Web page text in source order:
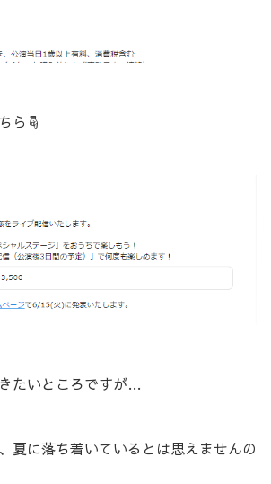
ら☟
たいところですが…
夏に落ち着いているとは思えませんの